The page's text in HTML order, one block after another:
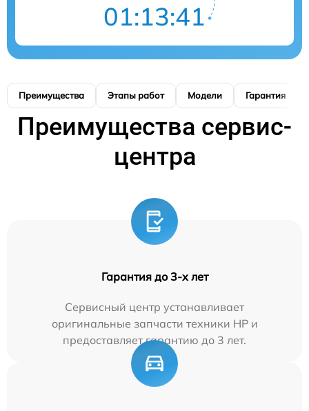
01:13:40
Преимущества Этапы работ Модели Гарантия
Преимущества сервис-
центра
Гарантия до 3-х лет
Сервисный центр устанавливает
оригинальные запчасти техники HP и
предоставляет гарантию до 3 лет.